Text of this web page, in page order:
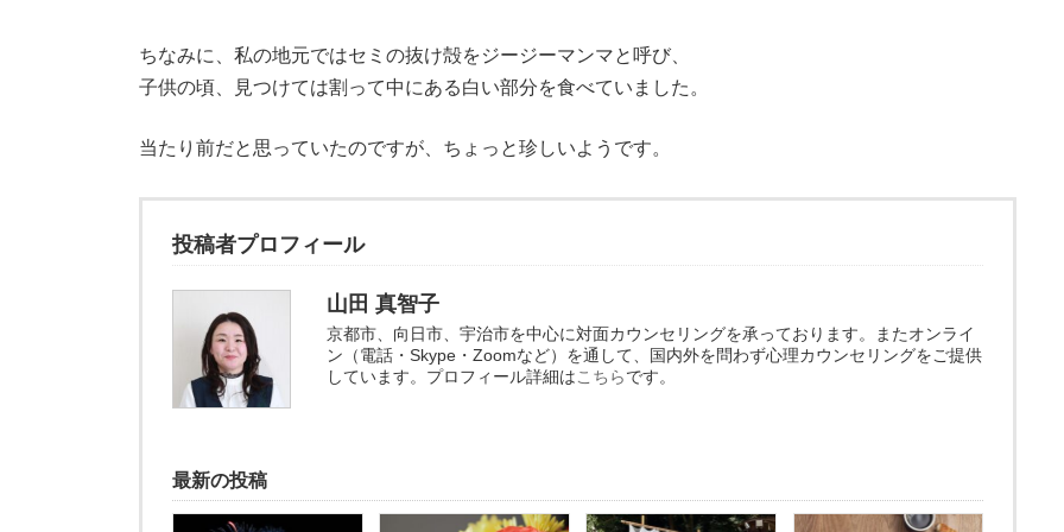
ちなみに、私の地元ではセミの抜け殻をジージーマンマと呼び、
子供の頃、見つけては割って中にある白い部分を食べていました。
当たり前だと思っていたのですが、ちょっと珍しいようです。
投稿者プロフィール
山田 真智子
京都市、向日市、宇治市を中心に対面カウンセリングを承っております。またオンライ
ン（電話・Skype・Zoomなど）を通して、国内外を問わず心理カウンセリングをご提供
しています。プロフィール詳細はこちらです。
最新の投稿